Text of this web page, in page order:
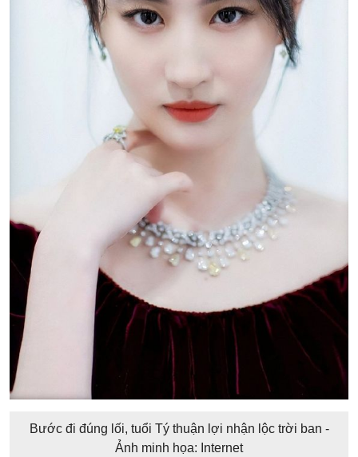
Bước đi đúng lối, tuổi Tý thuận lợi nhận lộc trời ban -
Ảnh minh họa: Internet